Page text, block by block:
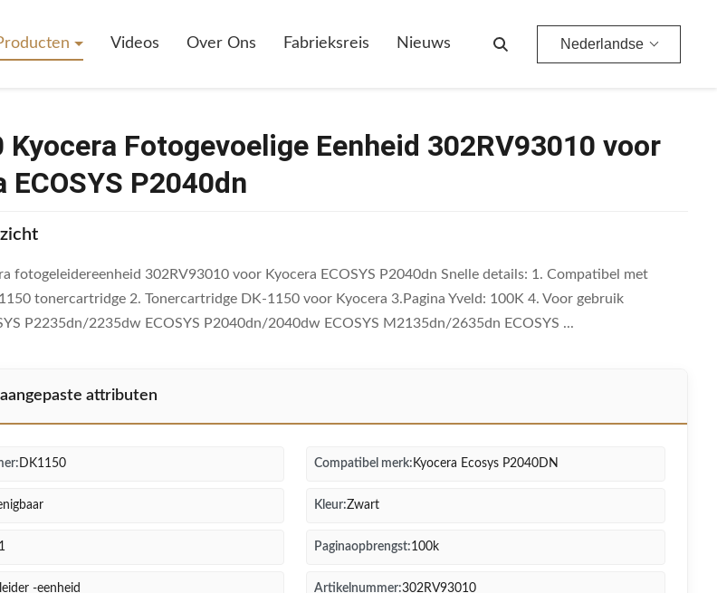
Videos Over Ons Fabrieksreis Nieuws Nederlandse
Kyocera Fotogevoelige Eenheid 302RV93010 voor
ECOSYS P2040dn
fotogeleidereenheid 302RV93010 voor Kyocera ECOSYS P2040dn Snelle details: 1. Compatibel met
tonercartridge 2. Tonercartridge DK-1150 voor Kyocera 3.Pagina Yveld: 100K 4. Voor gebruik
P2235dn/2235dw ECOSYS P2040dn/2040dw ECOSYS M2135dn/2635dn ECOSYS ...
attributen
DK1150 Compatibel merk: Kyocera Ecosys P2040DN
Kleur:Zwart
1 Paginaopbrengst:100k
-eenheid Artikelnummer:302RV93010